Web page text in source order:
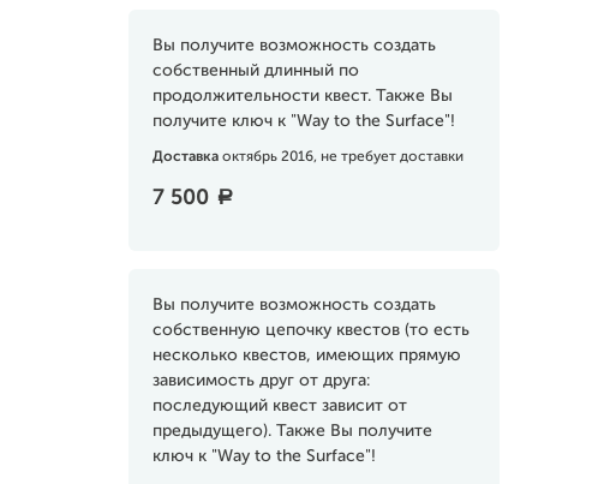
Вы получите возможность создать
собственный длинный по
продолжительности квест. Также Вы
получите ключ к "Way to the Surface"!
Доставка октябрь 2016, не требует доставки
7 500 a
Вы получите возможность создать
собственную цепочку квестов (то есть
несколько квестов, имеющих прямую
зависимость друг от друга:
последующий квест зависит от
предыдущего). Также Вы получите
ключ к "Way to the Surface"!